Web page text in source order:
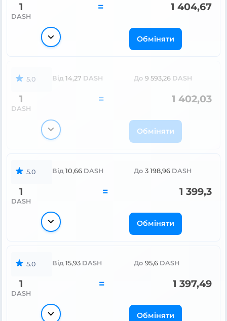
1
DASH
= 1 404,67
Обміняти
5.0 Від 14,27 DASH До 9 593,26 DASH
1
DASH
= 1 402,03
Обміняти
5.0 Від 10,66 DASH До 3 198,96 DASH
1
DASH
= 1 399,3
Обміняти
5.0 Від 15,93 DASH До 95,6 DASH
1
DASH
= 1 397,49
Обміняти